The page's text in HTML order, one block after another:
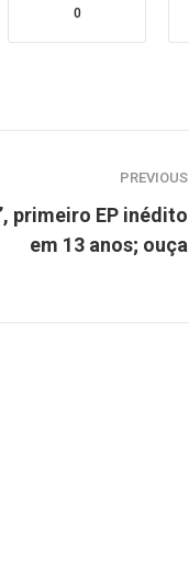
0
PREVIOUS
primeiro EP inédito
em 13 anos; ouça